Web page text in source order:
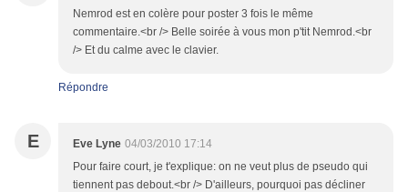
Nemrod est en colère pour poster 3 fois le même
commentaire.<br /> Belle soirée à vous mon p'tit Nemrod.<br
/> Et du calme avec le clavier.
Répondre
E Eve Lyne 04/03/2010 17:14
Pour faire court, je t'explique: on ne veut plus de pseudo qui
tiennent pas debout.<br /> D'ailleurs, pourquoi pas décliner